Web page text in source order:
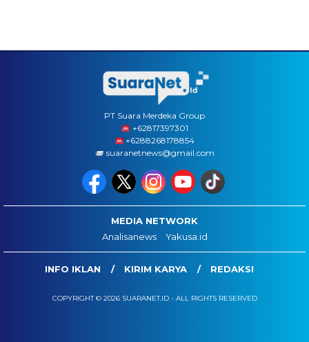
PT Suara Merdeka Group
‪+62817397301
+6288268178854
suaranetnews@gmail.com
MEDIA NETWORK
Analisanews
Yakusa.id
INFO IKLAN KIRIM KARYA REDAKSI
COPYRIGHT © 2026 SUARANET.ID - ALL RIGHTS RESERVED